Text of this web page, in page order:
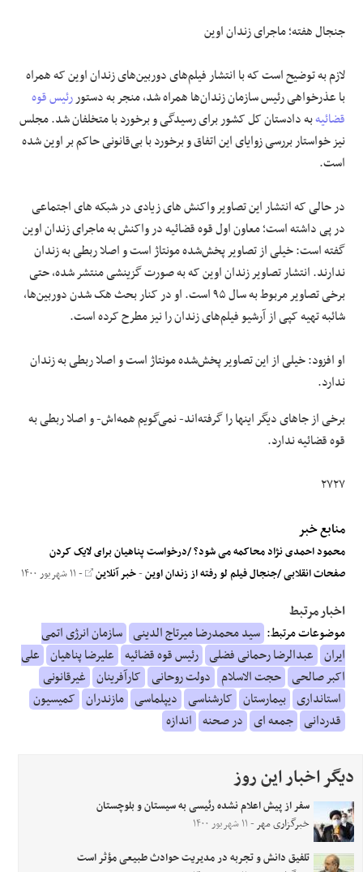
جنجال هفته؛ ماجرای زندان اوین
لازم به توضیح است که با انتشار فیلم‌های دوربین‌های زندان اوین که همراه
با عذرخواهی رئیس سازمان زندان‌ها همراه شد، منجر به دستوررئیس قوه
قضائیهبه دادستان کل کشور برای رسیدگی و برخورد با متخلفان شد. مجلس
نیز خواستار بررسی زوایای این اتفاق و برخورد با بی‌قانونی حاکم بر اوین شده
است.
در حالی که انتشار این تصاویر واکنش های زیادی در شبکه های اجتماعی
در پی داشته است؛ معاون اول قوه قضائیه در واکنش به ماجرای زندان اوین
گفته است: خیلی از تصاویر پخش‌شده مونتاژ است و اصلا ربطی به زندان
ندارند. انتشار تصاویر زندان اوین که به ‌صورت گزینشی منتشر شده، حتی
برخی تصاویر مربوط به سال ۹۵ است. او در کنار بحث هک‌ شدن دوربین‌ها،
شائبه تهیه کپی از آرشیو فیلم‌های زندان را نیز مطرح کرده است.
او افزود: خیلی از این تصاویر پخش‌شده مونتاژ است و اصلا ربطی به زندان
ندارد.
برخی از جاهای دیگر اینها را گرفته‌اند- نمی‌گویم همه‌اش- و اصلا ربطی به
قوه قضائیه ندارد.
۲۷۲۷
منابع خبر
محمود احمدی نژاد محاکمه می شود؟ /درخواست پناهیان برای لایک کردن
صفحات انقلابی /جنجال فیلم لو رفته از زندان اوین-خبر آنلاین - ۱۱ شهریور ۱۴۰۰
اخبار مرتبط
موضوعات مرتبط: سید محمدرضا میرتاج الدینی سازمان انرژی اتمی
ایران عبدالرضا رحمانی فضلی رئیس قوه قضائیه علیرضا پناهیان علی
اکبر صالحی حجت الاسلام دولت روحانی کارآفرینان غیرقانونی
استانداری بیمارستان کارشناسی دیپلماسی مازندران کمیسیون
قدردانی جمعه ای در صحنه اندازه
دیگر اخبار این روز
سفر از پیش اعلام‌ نشده رئیسی به سیستان‌ و بلوچستان
خبرگزاری مهر- ۱۱ شهریور ۱۴۰۰
تلفیق دانش و تجربه در مدیریت حوادث طبیعی مؤثر است